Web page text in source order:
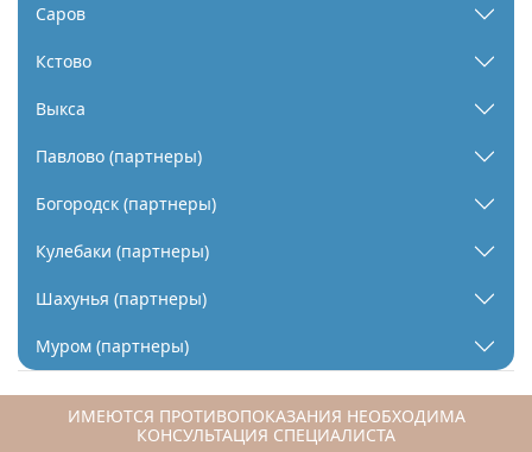
Саров
Кстово
Выкса
Павлово (партнеры)
Богородск (партнеры)
Кулебаки (партнеры)
Шахунья (партнеры)
Муром (партнеры)
ИМЕЮТСЯ ПРОТИВОПОКАЗАНИЯ НЕОБХОДИМА
КОНСУЛЬТАЦИЯ СПЕЦИАЛИСТА